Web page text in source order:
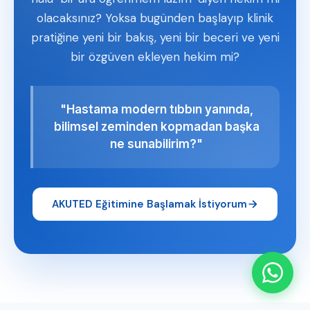
olacaksınız? Yoksa bugünden başlayıp klinik
pratiğine yeni bir bakış, yeni bir beceri ve yeni
bir özgüven ekleyen hekim mi?
"Hastama modern tıbbın yanında,
bilimsel zeminden kopmadan başka
ne sunabilirim?"
AKUTED Eğitimine Başlamak İstiyorum